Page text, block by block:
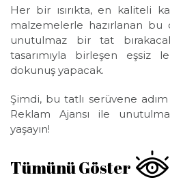
Her bir ısırıkta, en kaliteli
malzemelerle hazırlanan bu
unutulmaz bir tat
tasarımıyla birleşen eşsiz
dokunuş yapacak.
Şimdi, bu tatlı serüvene
Reklam Ajansı ile
yaşayın!
Tümünü Göster